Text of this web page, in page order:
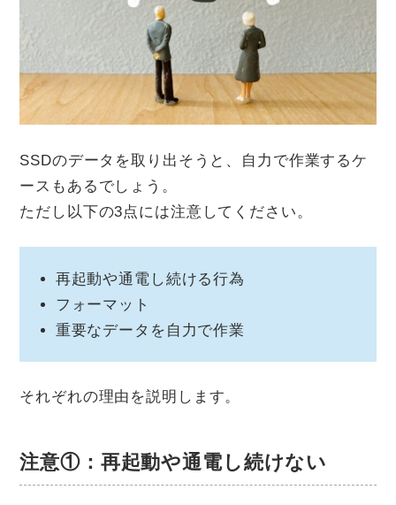
SSDのデータを取り出そうと、自力で作業するケ
ースもあるでしょう。
ただし以下の3点には注意してください。
再起動や通電し続ける行為
フォーマット
重要なデータを自力で作業
それぞれの理由を説明します。
注意①：再起動や通電し続けない